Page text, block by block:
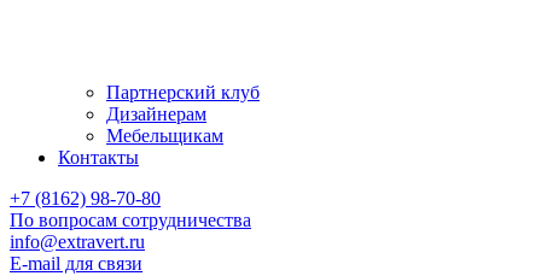
Партнерский клуб
Дизайнерам
Мебельщикам
Контакты
+7 (8162) 98-70-80
По вопросам сотрудничества
info@extravert.ru
E-mail для связи